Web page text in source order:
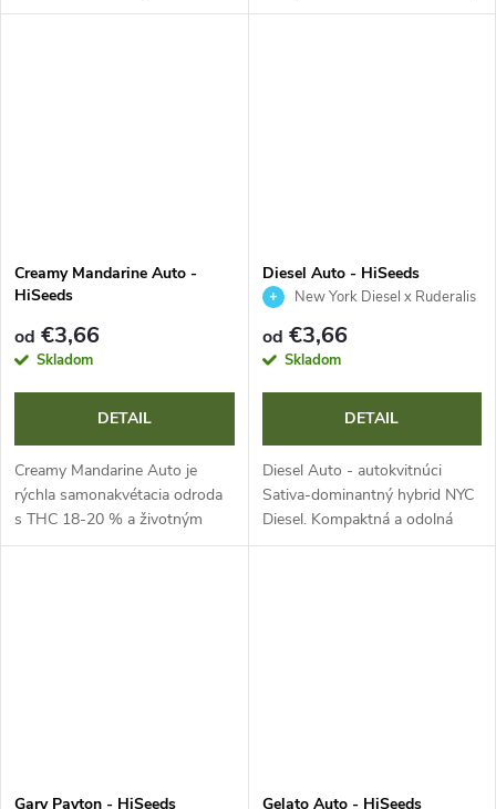
THC až 23 %. Vďaka rýchlemu
husté živicové palice s fialovými
Creamy Mandarine Auto -
HiSeeds
od €3,66
Skladom
DETAIL
Creamy Mandarine Auto je
rýchla samonakvétacia odroda
s THC 18-20 % a životným
cyklom iba 9 týždňov. Zaujme
Diesel Auto - HiSeeds
New York Diesel x Ruderalis
od €3,66
Skladom
DETAIL
Diesel Auto - autokvitnúci
Sativa-dominantný hybrid NYC
Diesel. Kompaktná a odolná
rastlina s hustými, trblietavými
Gary Payton - HiSeeds Gelato Auto - HiSeeds